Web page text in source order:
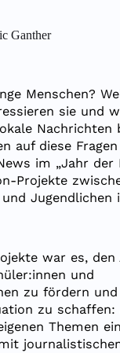
Ganther
Menschen?
sie und
Nachrichten
auf diese
im „Jahr der
Projekte
Jugendlichen
war es, den
und
zu fördern und
zu schaffen:
Themen